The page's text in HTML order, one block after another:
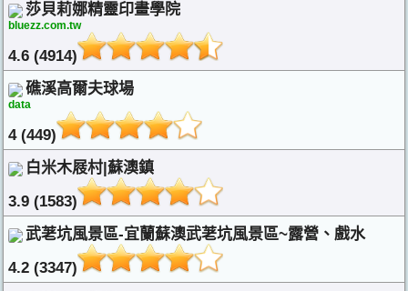
莎貝莉娜精靈印畫學院
bluezz.com.tw
4.6 (4914)
礁溪高爾夫球場
data
4 (449)
白米木屐村|蘇澳鎮
3.9 (1583)
武荖坑風景區-宜蘭蘇澳武荖坑風景區~露營、戲水
4.2 (3347)